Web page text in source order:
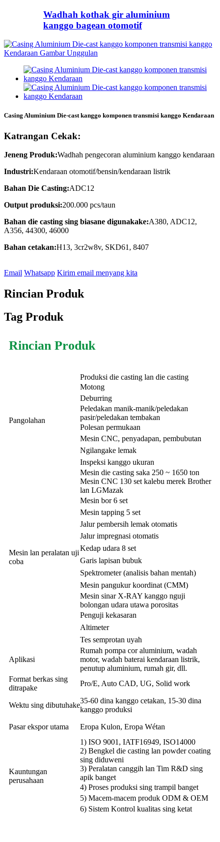
Wadhah kothak gir aluminium
kanggo bagean otomotif
Casing Aluminium Die-cast kanggo komponen transmisi kanggo Kendaraan
Katrangan Cekak:
Jeneng Produk:Wadhah pengecoran aluminium kanggo kendaraan
Industri:Kendaraan otomotif/bensin/kendaraan listrik
Bahan Die Casting:ADC12
Output produksi:200.000 pcs/taun
Bahan die casting sing biasane digunakake:A380, ADC12,
A356, 44300, 46000
Bahan cetakan:H13, 3cr2w8v, SKD61, 8407
Email Whatsapp Kirim email menyang kita
Rincian Produk
Tag Produk
Rincian Produk
Pangolahan
Produksi die casting lan die casting
Motong
Deburring
Peledakan manik-manik/peledakan
pasir/peledakan tembakan
Polesan permukaan
Mesin CNC, penyadapan, pembubutan
Ngilangake lemak
Inspeksi kanggo ukuran
Mesin lan peralatan uji
coba
Mesin die casting saka 250 ~ 1650 ton
Mesin CNC 130 set kalebu merek Brother
lan LGMazak
Mesin bor 6 set
Mesin tapping 5 set
Jalur pembersih lemak otomatis
Jalur impregnasi otomatis
Kedap udara 8 set
Garis lapisan bubuk
Spektrometer (analisis bahan mentah)
Mesin pangukur koordinat (CMM)
Mesin sinar X-RAY kanggo nguji
bolongan udara utawa porositas
Penguji kekasaran
Altimeter
Tes semprotan uyah
Aplikasi
Rumah pompa cor aluminium, wadah
motor, wadah baterai kendaraan listrik,
penutup aluminium, rumah gir, dll.
Format berkas sing
ditrapake
Pro/E, Auto CAD, UG, Solid work
Wektu sing dibutuhake
35-60 dina kanggo cetakan, 15-30 dina
kanggo produksi
Pasar ekspor utama Eropa Kulon, Eropa Wétan
Kauntungan
perusahaan
1) ISO 9001, IATF16949, ISO14000
2) Bengkel die casting lan powder coating
sing diduweni
3) Peralatan canggih lan Tim R&D sing
apik banget
4) Proses produksi sing trampil banget
5) Macem-macem produk ODM & OEM
6) Sistem Kontrol kualitas sing ketat